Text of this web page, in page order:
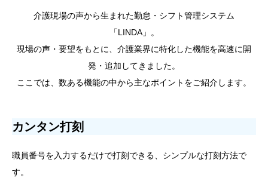
介護現場の声から生まれた勤怠・シフト管理システム
「LINDA」。
現場の声・要望をもとに、介護業界に特化した機能を高速に開
発・追加してきました。
ここでは、数ある機能の中から主なポイントをご紹介します。
カンタン打刻
職員番号を入力するだけで打刻できる、シンプルな打刻方法で
す。